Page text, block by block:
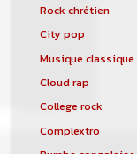
Rock chrétien
City pop
Musique classique
Cloud rap
College rock
Complextro